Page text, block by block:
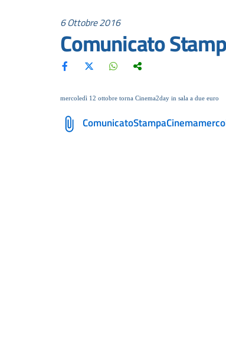
6 Ottobre 2016
Comunicato
mercoledì 12 ottobre torna Cinema2day in sala a due euro